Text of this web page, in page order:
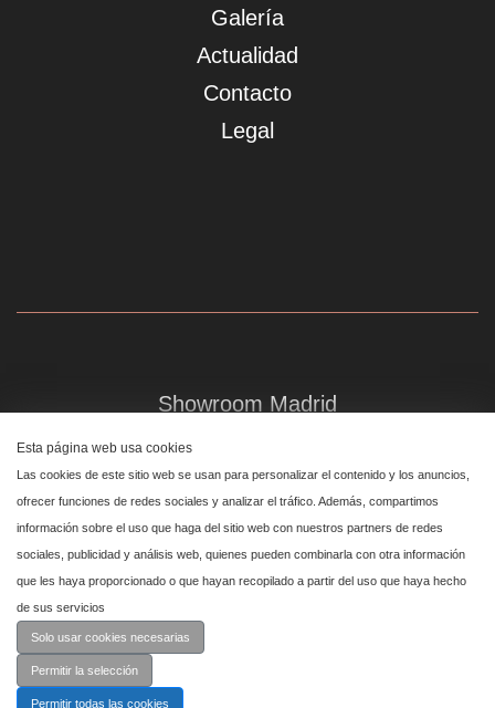
↑
Galería
Actualidad
Contacto
Legal
Showroom Madrid
Plaza de Canalejas 6, 4 izq
Centro, 28014 Madrid
Showroom Marbella
Polígono Industrial de San Pedro de Alcántara,
calle Reino Unido, primera planta nave 24, 29670 Marbella
Esta página web usa cookies
Las cookies de este sitio web se usan para personalizar el contenido y los anuncios,
ofrecer funciones de redes sociales y analizar el tráfico. Además, compartimos
información sobre el uso que haga del sitio web con nuestros partners de redes
sociales, publicidad y análisis web, quienes pueden combinarla con otra información
que les haya proporcionado o que hayan recopilado a partir del uso que haya hecho
de sus servicios
Solo usar cookies necesarias
Permitir la selección
Permitir todas las cookies